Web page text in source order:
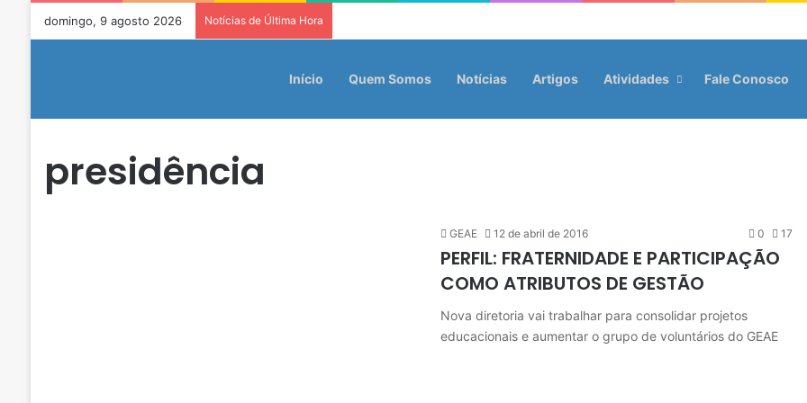
domingo, 9 agosto 2026 Notícias de Última Hora
Início Quem Somos Notícias Artigos Atividades Fale Conosco
presidência
GEAE 12 de abril de 2016 0 17
PERFIL: FRATERNIDADE E PARTICIPAÇÃO
COMO ATRIBUTOS DE GESTÃO
Nova diretoria vai trabalhar para consolidar projetos
educacionais e aumentar o grupo de voluntários do GEAE